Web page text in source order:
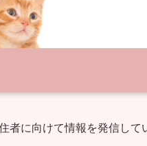
者に向けて情報を発信して